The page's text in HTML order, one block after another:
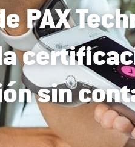
PAX
sin